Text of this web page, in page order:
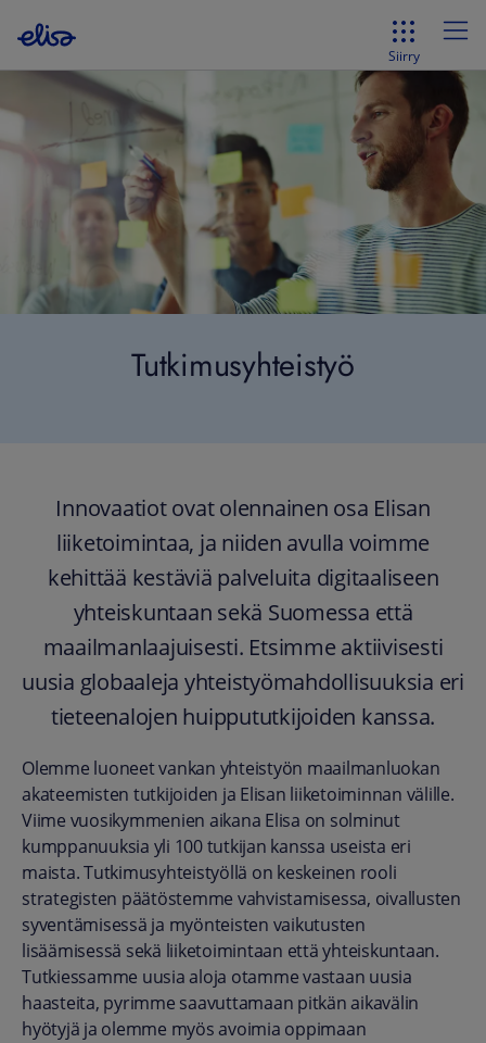
Siirry
Tutkimusyhteistyö
Innovaatiot ovat olennainen osa Elisan
liiketoimintaa, ja niiden avulla voimme
kehittää kestäviä palveluita digitaaliseen
yhteiskuntaan sekä Suomessa että
maailmanlaajuisesti. Etsimme aktiivisesti
uusia globaaleja yhteistyömahdollisuuksia eri
tieteenalojen huippututkijoiden kanssa.
Olemme luoneet vankan yhteistyön maailmanluokan
akateemisten tutkijoiden ja Elisan liiketoiminnan välille.
Viime vuosikymmenien aikana Elisa on solminut
kumppanuuksia yli 100 tutkijan kanssa useista eri
maista. Tutkimusyhteistyöllä on keskeinen rooli
strategisten päätöstemme vahvistamisessa, oivallusten
syventämisessä ja myönteisten vaikutusten
lisäämisessä sekä liiketoimintaan että yhteiskuntaan.
Tutkiessamme uusia aloja otamme vastaan uusia
haasteita, pyrimme saavuttamaan pitkän aikavälin
hyötyjä ja olemme myös avoimia oppimaan